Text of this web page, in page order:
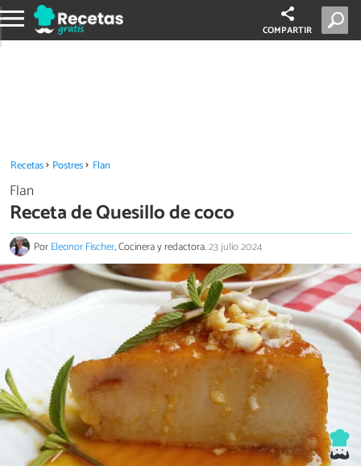
COMPARTIR
Recetas Postres Flan
Flan
Receta de Quesillo de coco
PorEleonor Fischer, Cocinera y redactora.23 julio 2024